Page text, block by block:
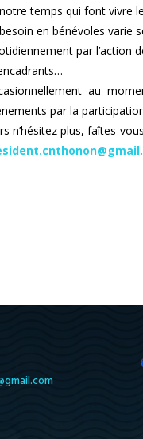
temps qui font vivre
en bénévoles varie
par l’action
au
par la
n’hésitez plus, faîtes-